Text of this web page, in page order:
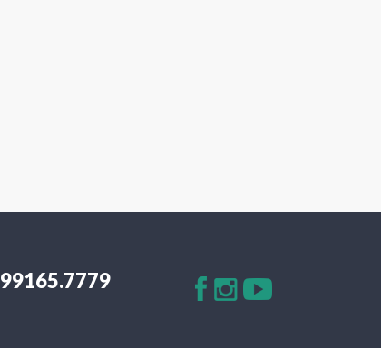
99165.7779